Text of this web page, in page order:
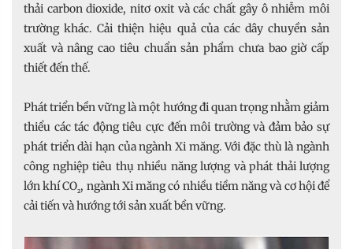
thải carbon dioxide, nitơ oxit và các chất gây ô nhiễm môi
trường khác. Cải thiện hiệu quả của các dây chuyền sản
xuất và nâng cao tiêu chuẩn sản phẩm chưa bao giờ cấp
thiết đến thế.
Phát triển bền vững là một hướng đi quan trọng nhằm giảm
thiểu các tác động tiêu cực đến môi trường và đảm bảo sự
phát triển dài hạn của ngành Xi măng. Với đặc thù là ngành
công nghiệp tiêu thụ nhiều năng lượng và phát thải lượng
lớn khí CO₂, ngành Xi măng có nhiều tiềm năng và cơ hội để
cải tiến và hướng tới sản xuất bền vững.